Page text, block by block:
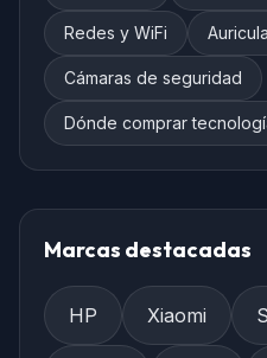
Redes y WiFi
Cámaras de seguridad
Dónde comprar
Marcas destacadas
HP Xiaomi